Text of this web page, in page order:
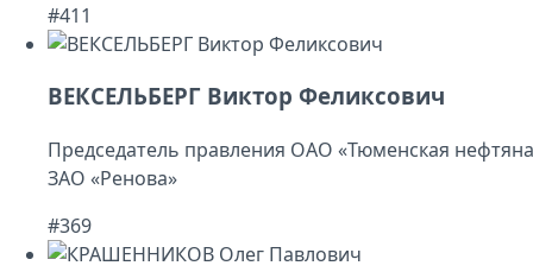
#411
ВЕКСЕЛЬБЕРГ Виктор Феликсович
Председатель правления ОАО «Тюменская
ЗАО «Ренова»
#369